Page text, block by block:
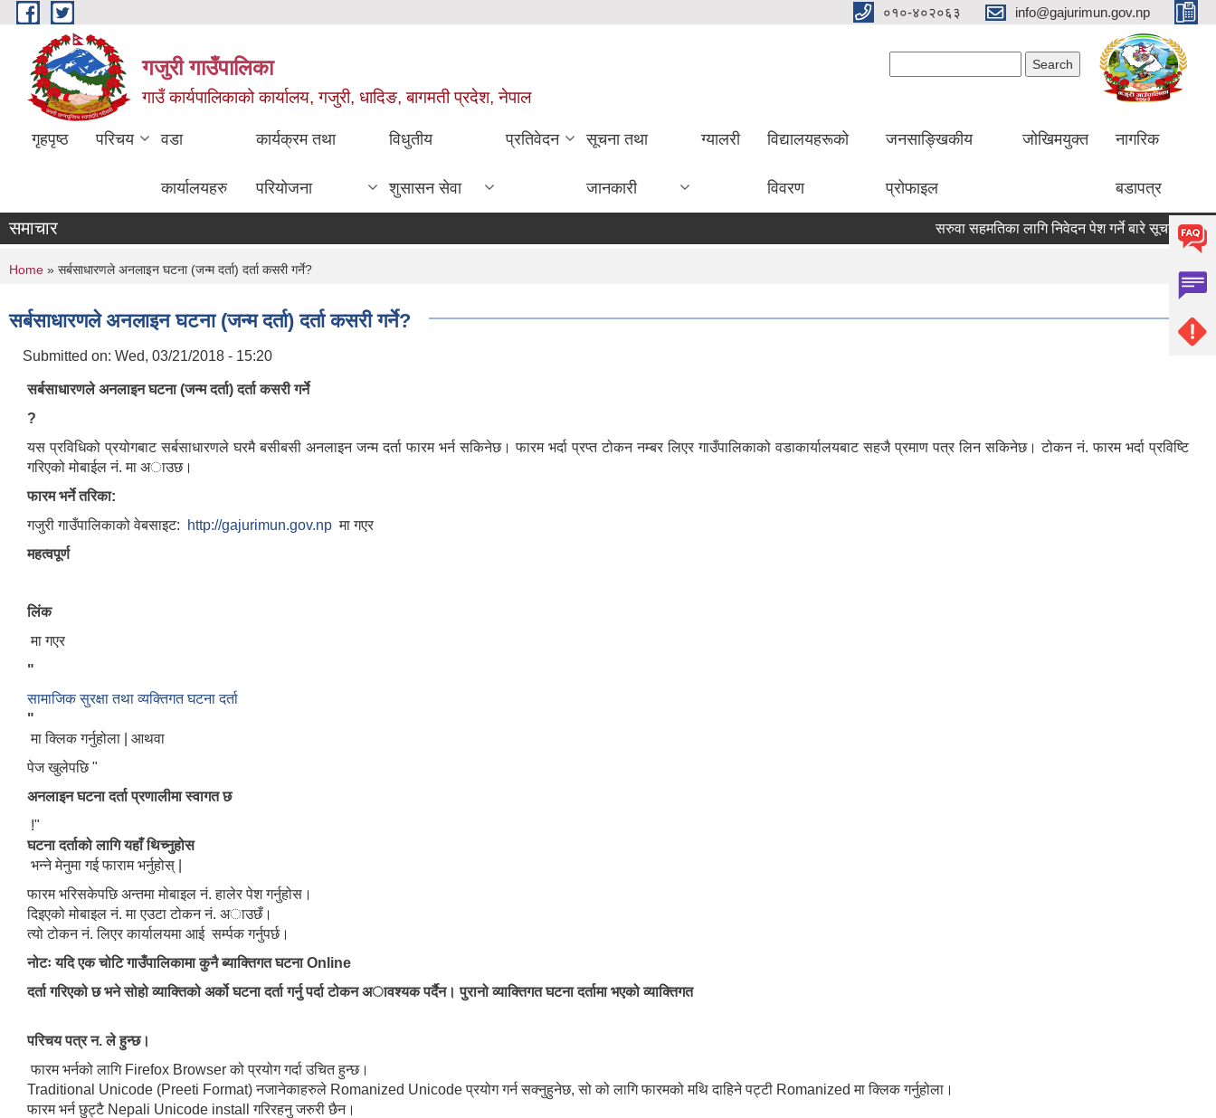
Skip to main content ०१०-४०२०६३ info@gajurimun.gov.np
गजुरी गाउँपालिका
गाउँ कार्यपालिकाको कार्यालय, गजुरी, धादिङ, बागमती प्रदेश, नेपाल
गृहपृष्ठ परिचय वडा
कार्यालयहरु
कार्यक्रम तथा
परियोजना
विधुतीय
शुसासन सेवा
प्रतिवेदन सूचना तथा
जानकारी
ग्यालरी विद्यालयहरूको
विवरण
जनसाङ्खिकीय
प्रोफाइल
जोखिमयुक्त नागरिक
बडापत्र
समाचार सरुवा सहमतिका लागि निवेदन पेश गर्ने बारे सूचना ।
You are here
Home » सर्बसाधारणले अनलाइन घटना (जन्म दर्ता) दर्ता कसरी गर्ने?
सर्बसाधारणले अनलाइन घटना (जन्म दर्ता) दर्ता कसरी गर्ने?
Submitted on: Wed, 03/21/2018 - 15:20
सर्बसाधारणले अनलाइन घटना (जन्म दर्ता) दर्ता कसरी गर्ने
?
यस प्रविधिको प्रयोगबाट सर्बसाधारणले घरमै बसीबसी अनलाइन जन्म दर्ता फारम भर्न सकिनेछ। फारम भर्दा प्रप्त टोकन नम्बर लिएर गाउँपालिकाको वडाकार्यालयबाट सहजै प्रमाण पत्र लिन सकिनेछ। टोकन नं. फारम भर्दा प्रविष्टि
गरिएको मोबाईल नं. मा अाउछ।
फारम भर्ने तरिका:
गजुरी गाउँपालिकाको वेबसाइट:
http://gajurimun.gov.np मा गएर
महत्वपूर्ण
लिंक
मा गएर
"
सामाजिक सुरक्षा तथा व्यक्तिगत घटना दर्ता
"
मा क्लिक गर्नुहोला | आथवा
पेज खुलेपछि "
अनलाइन घटना दर्ता प्रणालीमा स्वागत छ
!"
घटना दर्ताको लागि यहाँ थिच्नुहोस
भन्ने मेनुमा गई फाराम भर्नुहोस् |
फारम भरिसकेपछि अन्तमा मोबाइल नं. हालेर पेश गर्नुहोस।
दिइएको मोबाइल नं. मा एउटा टोकन नं. अाउछँ।
त्यो टोकन नं. लिएर कार्यालयमा आई सर्म्पक गर्नुपर्छ।
नोटः यदि एक चोटि गाउँपालिका​मा कुनै ब्याक्तिगत घटना Online
दर्ता गरिएको छ भने सोहो व्याक्तिको अर्को घटना दर्ता गर्नु पर्दा टोकन अावश्यक पर्दैन। पुरानो व्याक्तिगत घटना दर्तामा भएको व्याक्तिगत
परिचय पत्र न. ले हुन्छ।
फारम भर्नको लागि Firefox Browser को प्रयोग गर्दा उचित हुन्छ।
Traditional Unicode (Preeti Format) नजानेकाहरुले Romanized Unicode प्रयोग गर्न सक्नुहुनेछ, सो को लागि फारमको मथि दाहिने पट्टी Romanized मा क्लिक गर्नुहोला।
फारम भर्न छुट्टै Nepali Unicode install गरिरहनु जरुरी छैन।